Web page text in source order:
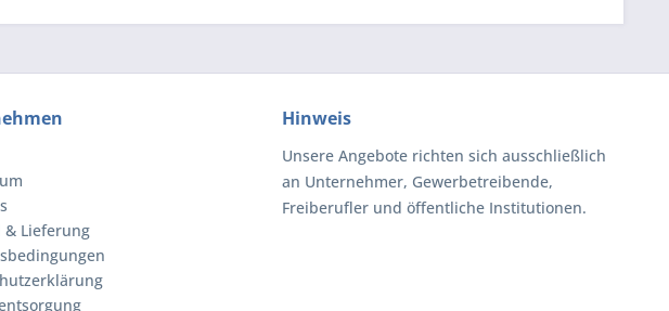
& Lieferung
Hinweis
Unsere Angebote richten sich ausschließlich
an Unternehmer, Gewerbetreibende,
Freiberufler und öffentliche Institutionen.